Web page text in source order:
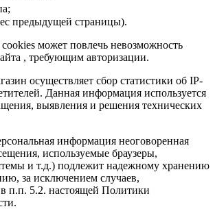
предыдущей страницы).
может повлечь невозможность
, требующим авторизации.
осуществляет сбор статистики об IP-
Данная информация используется
выявления и решения технических
информация неоговоренная
используемые браузеры,
и т.д.) подлежит надежному хранению
за исключением случаев,
п.п. 5.2. настоящей Политики